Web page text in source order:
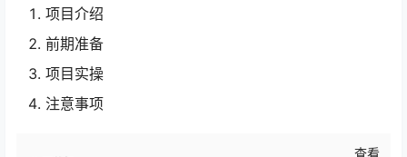
项目介绍
前期准备
项目实操
注意事项
查看